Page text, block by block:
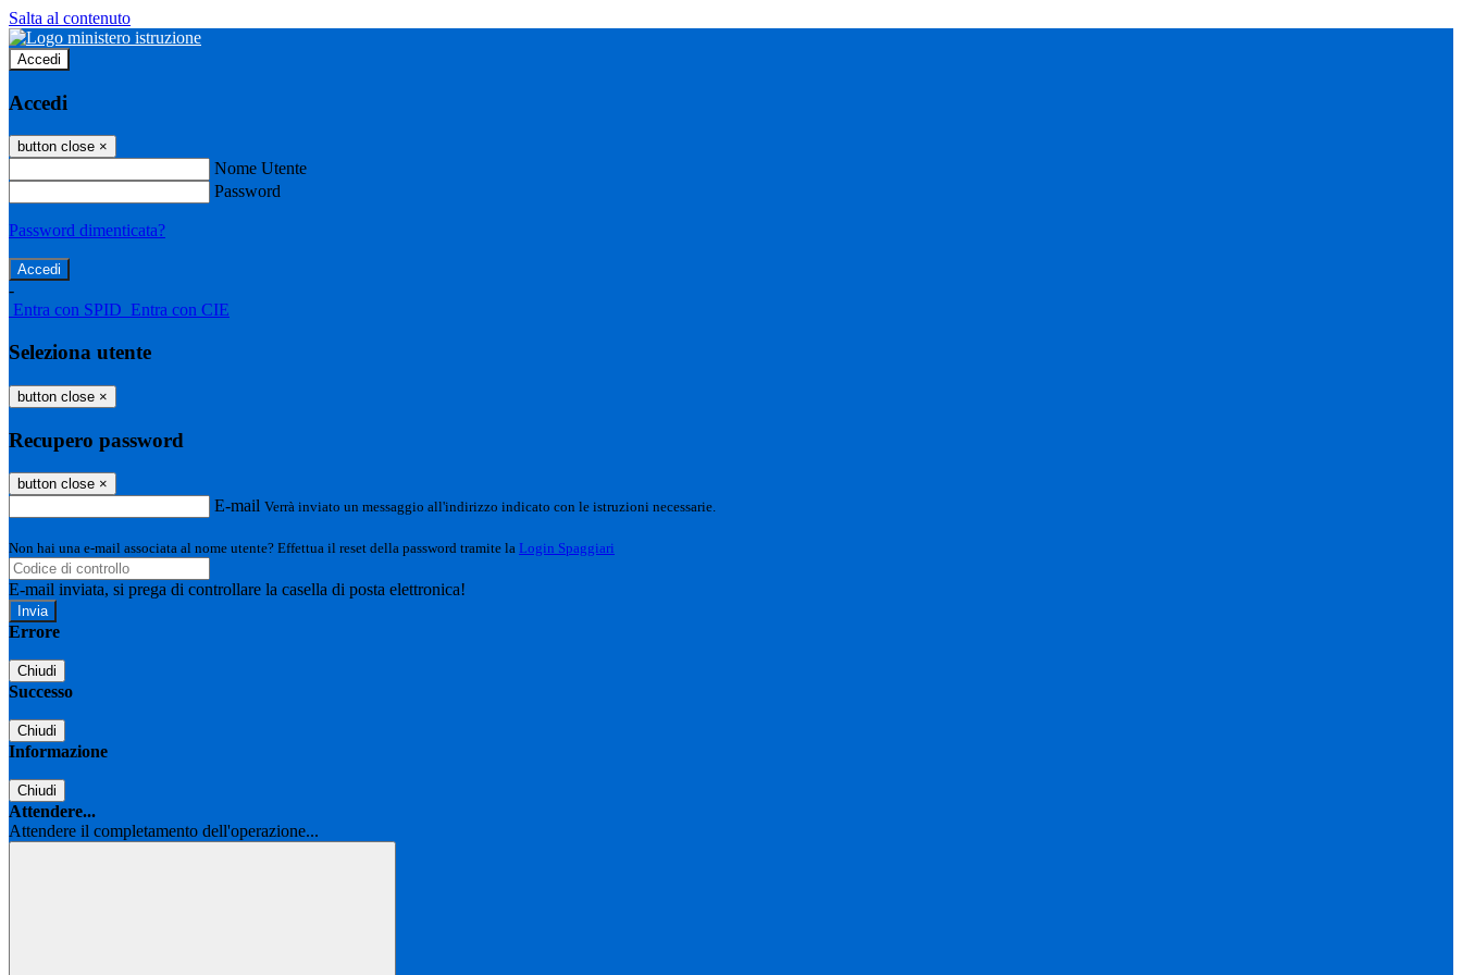
Salta al contenuto
Accedi
Accedi
button close ×
Nome Utente
Password
Password dimenticata?
-
Entra con SPID Entra con CIE
Seleziona utente
button close ×
Recupero password
button close ×
E-mail Verrà inviato un messaggio all'indirizzo indicato con le istruzioni necessarie.
Non hai una e-mail associata al nome utente? Effettua il reset della password tramite la Login Spaggiari
E-mail inviata, si prega di controllare la casella di posta elettronica!
Errore
Chiudi
Successo
Chiudi
Informazione
Chiudi
Attendere...
Attendere il completamento dell'operazione...